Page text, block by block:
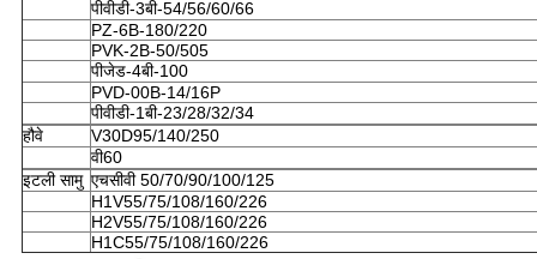
पीवीडी-3बी-54/56/60/66
PZ-6B-180/220
PVK-2B-50/505
पीजेड-4बी-100
PVD-00B-14/16P
पीवीडी-1बी-23/28/32/34
हौवे
V30D95/140/250
वी60
इटली सामु एचसीवी 50/70/90/100/125
H1V55/75/108/160/226
H2V55/75/108/160/226
H1C55/75/108/160/226